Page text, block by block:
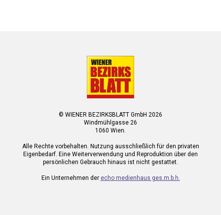
© WIENER BEZIRKSBLATT GmbH 2026
Windmühlgasse 26
1060 Wien.
Alle Rechte vorbehalten. Nutzung ausschließlich für den privaten
Eigenbedarf. Eine Weiterverwendung und Reproduktion über den
persönlichen Gebrauch hinaus ist nicht gestattet.
Ein Unternehmen der echo medienhaus ges.m.b.h.